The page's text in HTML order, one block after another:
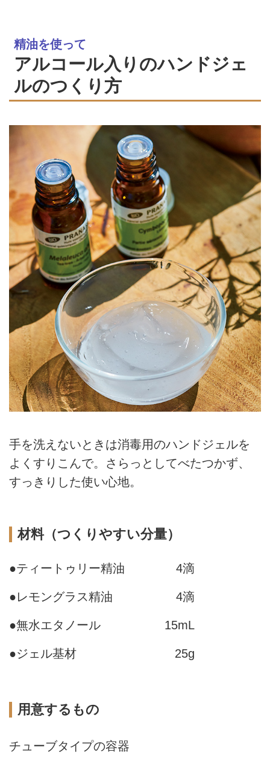
精油を使って
アルコール入りのハンドジェ
ルのつくり方
手を洗えないときは消毒用のハンドジェルを
よくすりこんで。さらっとしてべたつかず、
すっきりした使い心地。
材料（つくりやすい分量）
●ティートゥリー精油 4滴
●レモングラス精油 4滴
●無水エタノール 15mL
●ジェル基材 25g
用意するもの
チューブタイプの容器